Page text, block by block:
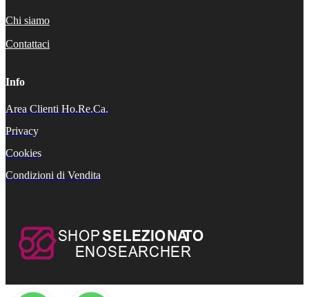
Chi siamo
Contattaci
Info
Area Clienti Ho.Re.Ca.
Privacy
Cookies
Condizioni di Vendita